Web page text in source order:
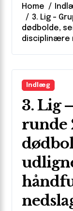
Home
3. Lig –
dødbolde,
disciplinære
Indlæg
3. Lig
runde